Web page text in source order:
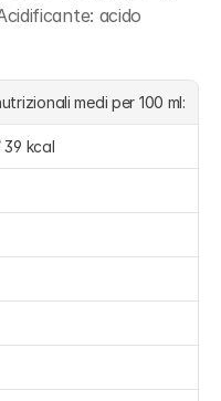
acido
medi per 100 ml:
39 kcal